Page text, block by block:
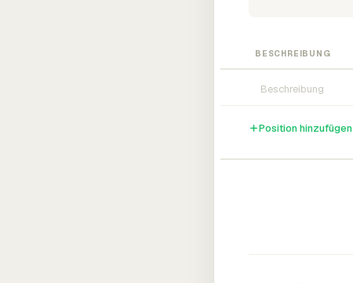
BESCHREIBUNG
Position hinzufügen